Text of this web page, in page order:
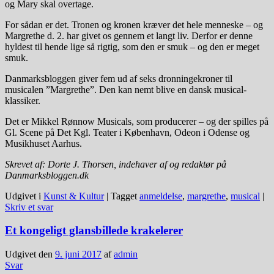
og Mary skal overtage.
For sådan er det. Tronen og kronen kræver det hele menneske – og
Margrethe d. 2. har givet os gennem et langt liv. Derfor er denne
hyldest til hende lige så rigtig, som den er smuk – og den er meget
smuk.
Danmarksbloggen giver fem ud af seks dronningekroner til
musicalen ”Margrethe”. Den kan nemt blive en dansk musical-
klassiker.
Det er Mikkel Rønnow Musicals, som producerer – og der spilles på
Gl. Scene på Det Kgl. Teater i København, Odeon i Odense og
Musikhuset Aarhus.
Skrevet af: Dorte J. Thorsen, indehaver af og redaktør på
Danmarksbloggen.dk
Udgivet i Kunst & Kultur | Tagget anmeldelse, margrethe, musical |
Skriv et svar
Et kongeligt glansbillede krakelerer
Udgivet den 9. juni 2017 afadmin
Svar